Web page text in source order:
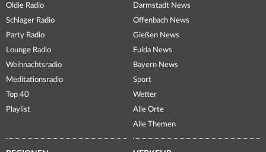
Oldie Radio
Schlager Radio
Party Radio
Lounge Radio
Weihnachtsradio
Meditationsradio
Top 40
Playlist
Darmstadt News
Offenbach News
Gießen News
Fulda News
Bayern News
Sport
Wetter
Alle Orte
Alle Themen